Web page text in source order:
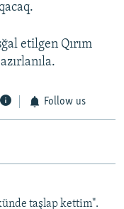
etilgen Qırım
Follow us
taşlap kettim".